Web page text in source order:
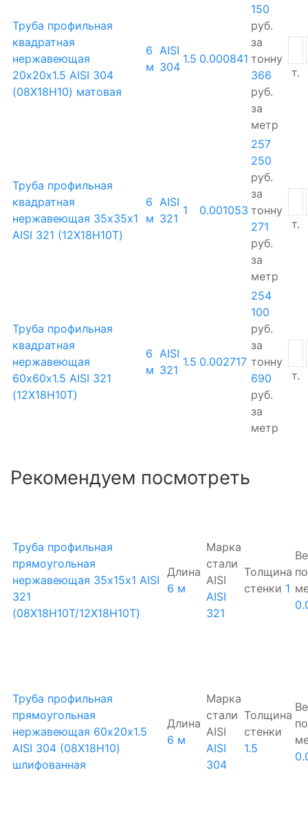
Труба профильная
квадратная
нержавеющая
20х20х1.5 AISI 304
(08Х18Н10) матовая
6
м
AISI
304
1.5 0.000841
150
руб.
за
тонну
366
руб.
за
метр
т.
Труба профильная
квадратная
нержавеющая 35х35х1
AISI 321 (12Х18Н10Т)
6
м
AISI
321
1 0.001053
257
250
руб.
за
тонну
271
руб.
за
метр
т.
Труба профильная
квадратная
нержавеющая
60х60х1.5 AISI 321
(12Х18Н10Т)
6
м
AISI
321
1.5 0.002717
254
100
руб.
за
тонну
690
руб.
за
метр
т.
Рекомендуем посмотреть
Труба профильная
прямоугольная
нержавеющая 35х15х1 AISI
321
(08Х18Н10Т/12Х18Н10Т)
Длина
6 м
Марка
стали
AISI
AISI
321
Толщина
стенки 1
Труба профильная
прямоугольная
нержавеющая 60х20х1.5
AISI 304 (08Х18Н10)
шлифованная
Длина
6 м
Марка
стали
AISI
AISI
304
Толщина
стенки
1.5